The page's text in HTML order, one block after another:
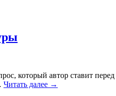
который автор ставит
Читать далее →